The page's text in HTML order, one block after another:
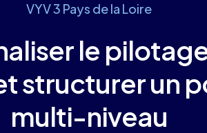
VYV 3 Pays de la Loire
le
structurer un
multi-niveau